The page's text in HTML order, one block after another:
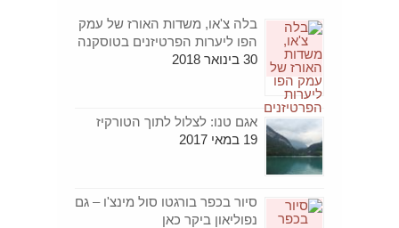
בלה צ'או, משדות האורז של עמק
הפו ליערות הפרטיזנים בטוסקנה
30 בינואר 2018
אגם טנו: לצלול לתוך הטורקיז
19 במאי 2017
סיור בכפר בורגטו סול מינצ'ו – גם
נפוליאון ביקר כאן